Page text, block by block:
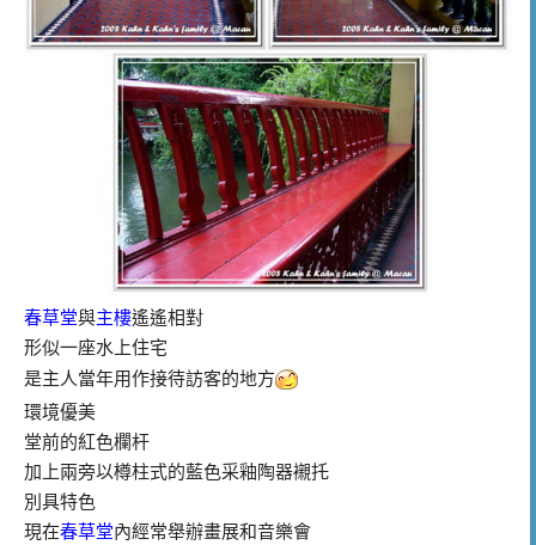
春草堂與主樓遙遙相對
形似一座水上住宅
是主人當年用作接待訪客的地方
環境優美
堂前的紅色欄杆
加上兩旁以樽柱式的藍色采釉陶器襯托
別具特色
現在春草堂內經常舉辦畫展和音樂會